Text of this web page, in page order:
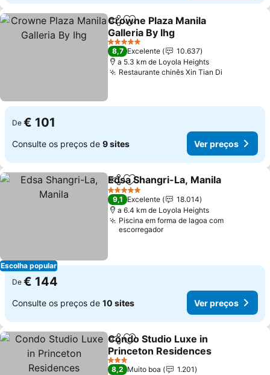
PartilharAdicionar aos favoritos
Crowne Plaza Manila
Galleria By Ihg
Ver preços
5 Estrelas
8,7 Excelente
10.637
a 5.3 km de Loyola Heights
Restaurante chinês Xin Tian Di
De € 101
Consulte os preços de 9 sites Ver preços
Escolha popular
PartilharAdicionar aos favoritos
Edsa Shangri-La, Manila
5 Estrelas
9,1 Excelente
18.014
a 6.4 km de Loyola Heights
Piscina em forma de lagoa com
escorregador
De € 144
Consulte os preços de 10 sites Ver preços
PartilharAdicionar aos favoritos
Condo Studio Luxe in
Princeton Residences
Ver preços
3 Estrelas
8,2 Muito boa
1.201